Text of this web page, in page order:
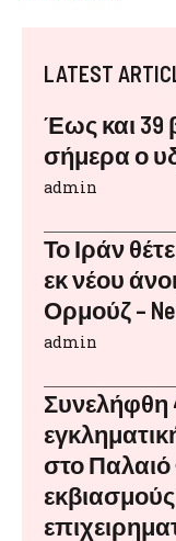
LATEST
Έως και 39
σήμερα ο
admin
Το Ιράν
εκ νέου
Ορμούζ –
admin
Συνελήφθη
στο